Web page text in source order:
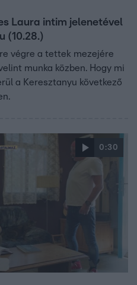
Laura intim jelenetével
(10.28.)
végre a tettek mezejére
munka közben. Hogy mi
a Keresztanyu következő
0:30